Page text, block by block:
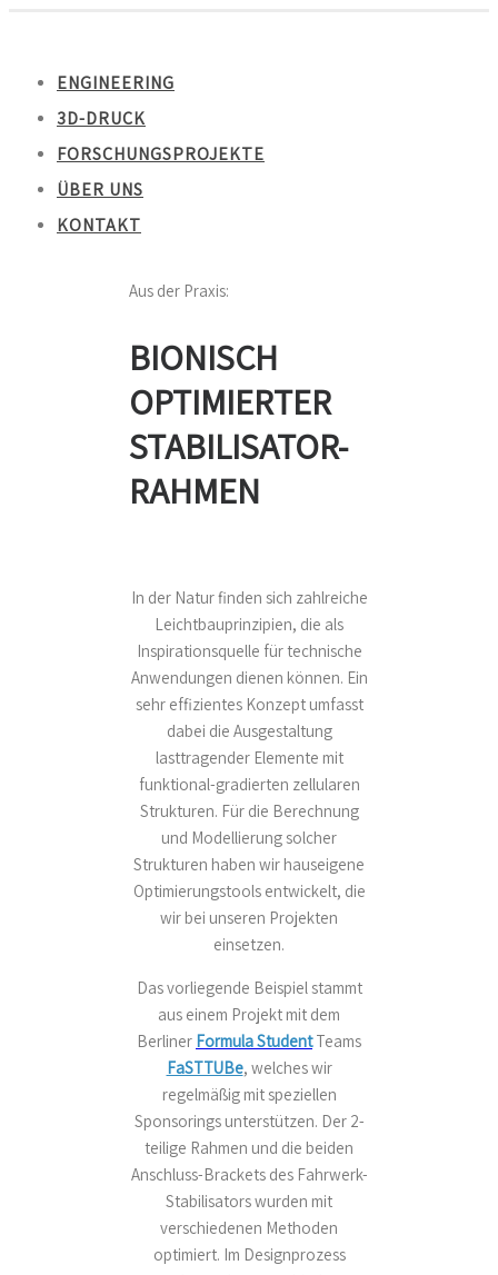
ENGINEERING
3D-DRUCK
FORSCHUNGSPROJEKTE
ÜBER UNS
KONTAKT
Aus der Praxis:
BIONISCH
OPTIMIERTER
STABILISATOR-
RAHMEN
In der Natur finden sich zahlreiche
Leichtbauprinzipien, die als
Inspirationsquelle für technische
Anwendungen dienen können. Ein
sehr effizientes Konzept umfasst
dabei die Ausgestaltung
lasttragender Elemente mit
funktional-gradierten zellularen
Strukturen. Für die Berechnung
und Modellierung solcher
Strukturen haben wir hauseigene
Optimierungstools entwickelt, die
wir bei unseren Projekten
einsetzen.
Das vorliegende Beispiel stammt
aus einem Projekt mit dem
Berliner Formula StudentTeams
FaSTTUBe, welches wir
regelmäßig mit speziellen
Sponsorings unterstützen. Der 2-
teilige Rahmen und die beiden
Anschluss-Brackets des Fahrwerk-
Stabilisators wurden mit
verschiedenen Methoden
optimiert. Im Designprozess